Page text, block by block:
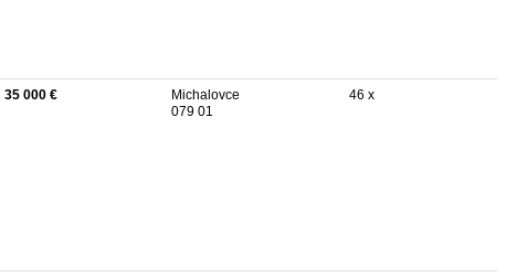
35 000 €
Michalovce
079 01
46 x